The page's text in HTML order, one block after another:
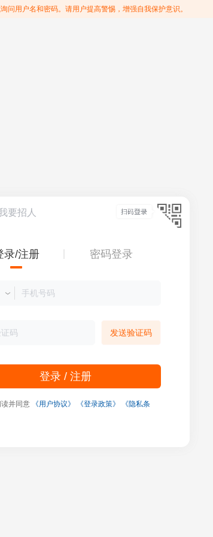
用户名和密码。请用户提高警惕，增强自我保护意识。
要招人
录/注册 密码登录
发送验证码
登录 / 注册
并同意 《用户协议》 《登录政策》
《隐私条